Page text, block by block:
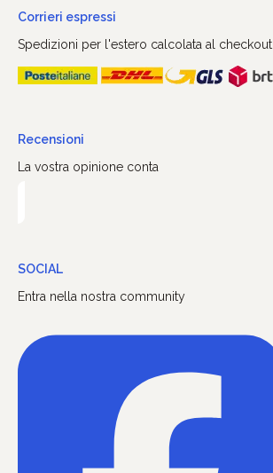
Corrieri espressi
Spedizioni per l'estero calcolata al checkout
Recensioni
La vostra opinione conta
SOCIAL
Entra nella nostra community